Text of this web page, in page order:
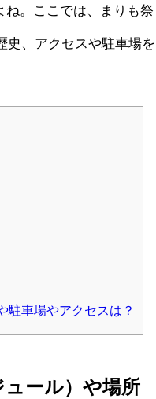
ね。ここでは、まりも祭
史、アクセスや駐車場を
駐車場やアクセスは？
ュール）や場所